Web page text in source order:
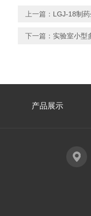
上一篇： LGJ-18制
下一篇： 实验室小型
产品展示